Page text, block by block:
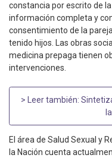
constancia por escrito de
información completa y
consentimiento de la
tenido hijos. Las obras
medicina prepaga tienen
intervenciones.
> Leer también:
El área de Salud Sexual y
la Nación cuenta